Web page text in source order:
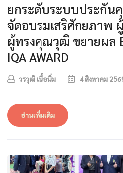
ยกระดับระบบประกัน
จัดอบรมเสริศักยภาพ
ผู้ทรงคุณวุฒิ ขยายผล
IQA AWARD
วรวุฒิ เนื้อนิ่ม 4 สิงหาคม
อ่านเพิ่มเติม